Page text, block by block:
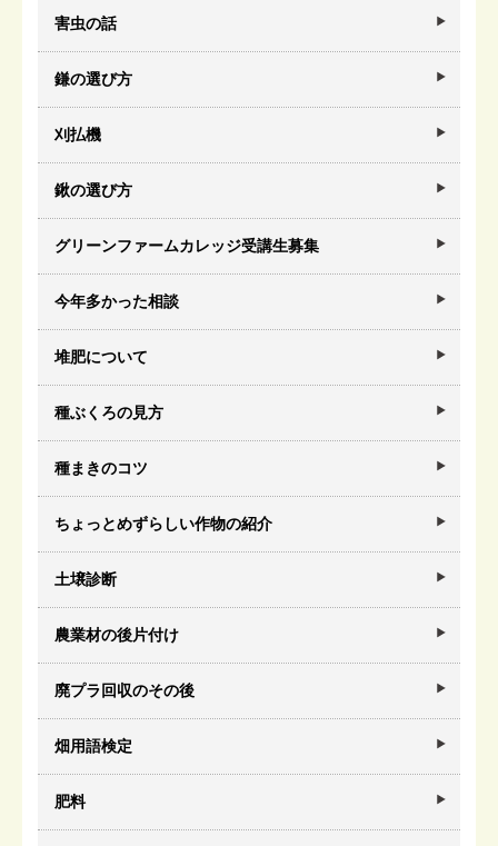
害虫の話
鎌の選び方
刈払機
鍬の選び方
グリーンファームカレッジ受講生募集
今年多かった相談
堆肥について
種ぶくろの見方
種まきのコツ
ちょっとめずらしい作物の紹介
土壌診断
農業材の後片付け
廃プラ回収のその後
畑用語検定
肥料